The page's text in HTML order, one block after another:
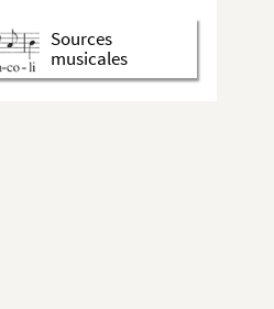
Sources
musicales